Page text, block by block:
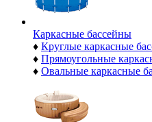
Каркасные бассейны
♦ Круглые каркасные
♦ Прямоугольные
♦ Овальные каркасные